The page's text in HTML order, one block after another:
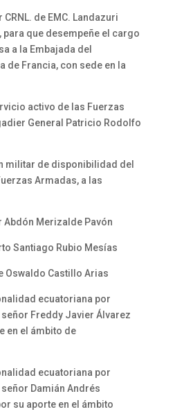
de EMC. Landazuri
para que desempeñe el cargo
a la Embajada del
de Francia, con sede en la
activo de las Fuerzas
General Patricio Rodolfo
militar de disponibilidad del
Armadas, a las
Abdón Merizalde Pavón
Santiago Rubio Mesías
Oswaldo Castillo Arias
ecuatoriana por
Freddy Javier Álvarez
en el ámbito de
ecuatoriana por
Damián Andrés
su aporte en el ámbito